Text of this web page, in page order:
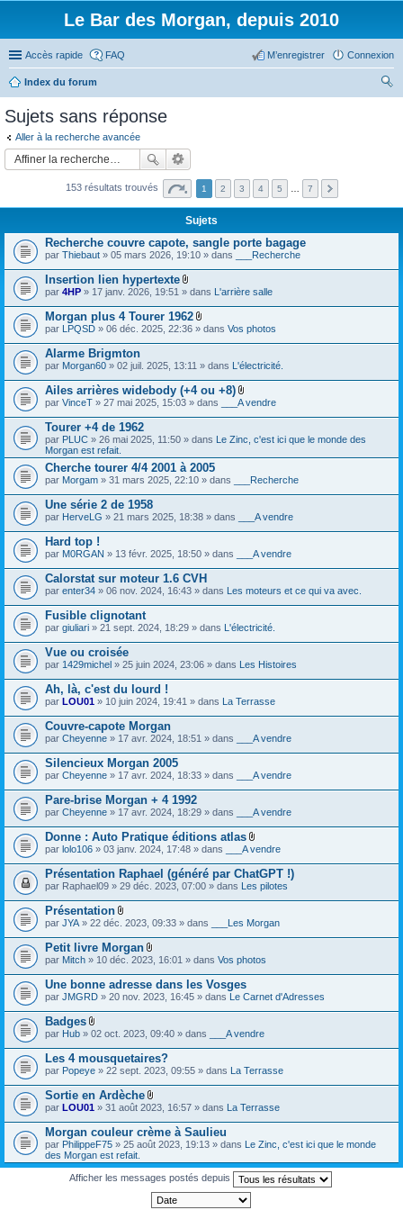
Le Bar des Morgan, depuis 2010
Accès rapide FAQ Connexion
M’enregistrer
Index du forum
Sujets sans réponse
Aller à la recherche avancée
153 résultats trouvés 1 2 3 4 5 7
Sujets
Recherche couvre capote, sangle porte bagage
par Thiebaut » 05 mars 2026, 19:10 » dans ___Recherche
Insertion lien hypertexte
F
c
h
i
e
(
)
o
i
s
)
par 4HP » 17 janv. 2026, 19:51 » dans L'arrière salle
Morgan plus 4 Tourer 1962
F
c
i
e
r
(
o
i
n
t
s
par LPQSD » 06 déc. 2025, 22:36 » dans Vos photos
Alarme Brigmton
par Morgan60 » 02 juil. 2025, 13:11 » dans L'électricité.
Ailes arrières widebody (+4 ou +8)
F
c
i
s
)
i
(
s
par VinceT » 27 mai 2025, 15:03 » dans ___A vendre
Tourer +4 de 1962
par PLUC » 26 mai 2025, 11:50 » dans Le Zinc, c'est ici que le monde des
Morgan est refait.
Cherche tourer 4/4 2001 à 2005
par Morgam » 31 mars 2025, 22:10 » dans ___Recherche
Une série 2 de 1958
par HerveLG » 21 mars 2025, 18:38 » dans ___A vendre
Hard top !
par M0RGAN » 13 févr. 2025, 18:50 » dans ___A vendre
Calorstat sur moteur 1.6 CVH
par enter34 » 06 nov. 2024, 16:43 » dans Les moteurs et ce qui va avec.
Fusible clignotant
par giuliari » 21 sept. 2024, 18:29 » dans L'électricité.
Vue ou croisée
par 1429michel » 25 juin 2024, 23:06 » dans Les Histoires
Ah, là, c'est du lourd !
par LOU01 » 10 juin 2024, 19:41 » dans La Terrasse
Couvre-capote Morgan
par Cheyenne » 17 avr. 2024, 18:51 » dans ___A vendre
Silencieux Morgan 2005
par Cheyenne » 17 avr. 2024, 18:33 » dans ___A vendre
Pare-brise Morgan + 4 1992
par Cheyenne » 17 avr. 2024, 18:29 » dans ___A vendre
Donne : Auto Pratique éditions atlas
F
c
h
i
e
(
o
i
t
)
par lolo106 » 03 janv. 2024, 17:48 » dans ___A vendre
Présentation Raphael (généré par ChatGPT !)
par Raphael09 » 29 déc. 2023, 07:00 » dans Les pilotes
Présentation
F
c
h
i
e
r
(
j
o
i
n
t
s
)
par JYA » 22 déc. 2023, 09:33 » dans ___Les Morgan
Petit livre Morgan
i
c
h
i
e
(
)
j
o
i
n
t
s
)
par Mitch » 10 déc. 2023, 16:01 » dans Vos photos
Une bonne adresse dans les Vosges
par JMGRD » 20 nov. 2023, 16:45 » dans Le Carnet d'Adresses
Badges
F
c
h
e
(
)
j
o
i
n
t
par Hub » 02 oct. 2023, 09:40 » dans ___A vendre
Les 4 mousquetaires?
par Popeye » 22 sept. 2023, 09:55 » dans La Terrasse
Sortie en Ardèche
F
c
h
i
r
(
s
)
par LOU01 » 31 août 2023, 16:57 » dans La Terrasse
Morgan couleur crème à Saulieu
par PhilippeF75 » 25 août 2023, 19:13 » dans Le Zinc, c'est ici que le monde
des Morgan est refait.
Afficher les messages postés depuis